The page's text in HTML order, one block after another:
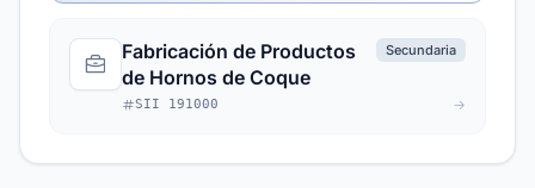
Fabricación de Productos
de Hornos de Coque
Secundaria
SII 191000